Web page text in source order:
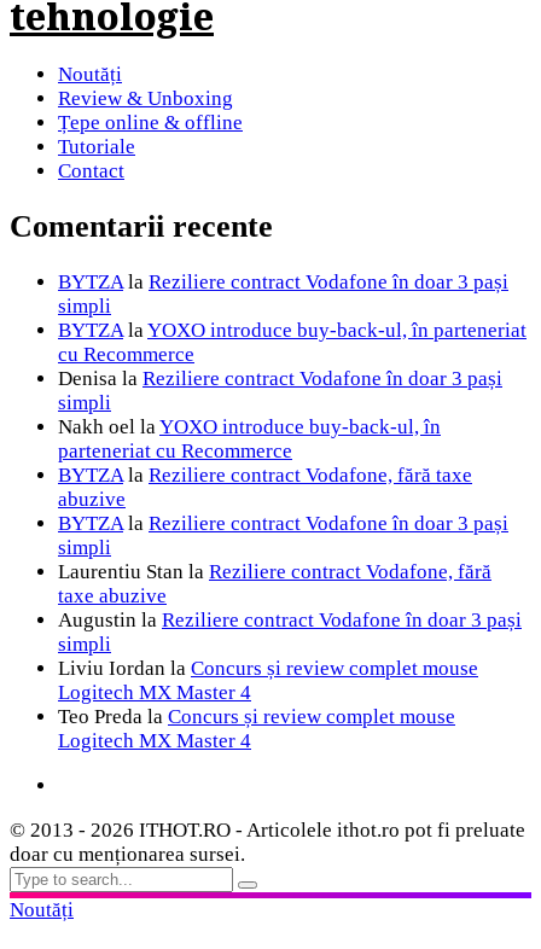
Noutăți
Review & Unboxing
Țepe online & offline
Tutoriale
Contact
Comentarii recente
BYTZAla Reziliere contract Vodafone în doar 3 pași
simpli
BYTZAlaYOXO introduce buy-back-ul, în parteneriat
cu Recommerce
Denisa la Reziliere contract Vodafone în doar 3 pași
simpli
Nakh oel laYOXO introduce buy-back-ul, în
parteneriat cu Recommerce
BYTZAla Reziliere contract Vodafone, fără taxe
abuzive
BYTZAla Reziliere contract Vodafone în doar 3 pași
simpli
Laurentiu Stan la Reziliere contract Vodafone, fără
taxe abuzive
Augustin la Reziliere contract Vodafone în doar 3 pași
simpli
Liviu Iordan la Concurs și review complet mouse
Logitech MX Master 4
Teo Preda la Concurs și review complet mouse
Logitech MX Master 4
© 2013 - 2026 ITHOT.RO - Articolele ithot.ro pot fi preluate
doar cu menționarea sursei.
Noutăți